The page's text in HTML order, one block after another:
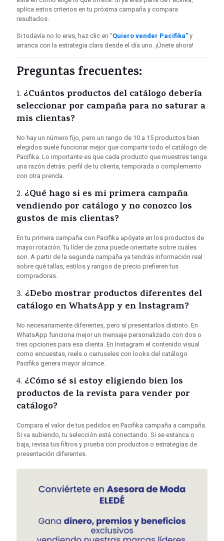
aplica estos criterios en tu próxima campaña y compara
resultados.
Si todavía no lo eres, haz clic en “Quiero vender Pacifika” y
arranca con la estrategia clara desde el día uno. ¡Únete ahora!
Preguntas frecuentes:
1. ¿Cuántos productos del catálogo debería
seleccionar por campaña para no saturar a
mis clientas?
No hay un número fijo, pero un rango de 10 a 15 productos bien
elegidos suele funcionar mejor que compartir todo el catálogo de
Pacifika. Lo importante es que cada producto que muestres tenga
una razón detrás: perfil de tu clienta, temporada o complemento
con otra prenda.
2. ¿Qué hago si es mi primera campaña
vendiendo por catálogo y no conozco los
gustos de mis clientas?
En tu primera campaña con Pacifika apóyate en los productos de
mayor rotación. Tu líder de zona puede orientarte sobre cuáles
son. A partir de la segunda campaña ya tendrás información real
sobre qué tallas, estilos y rangos de precio prefieren tus
compradoras.
3. ¿Debo mostrar productos diferentes del
catálogo en WhatsApp y en Instagram?
No necesariamente diferentes, pero sí presentarlos distinto. En
WhatsApp funciona mejor un mensaje personalizado con dos o
tres opciones para esa clienta. En Instagram el contenido visual
como encuestas, reels o carruseles con looks del catálogo
Pacifika genera mayor alcance.
4. ¿Cómo sé si estoy eligiendo bien los
productos de la revista para vender por
catálogo?
Compara el valor de tus pedidos en Pacifika campaña a campaña.
Si va subiendo, tu selección está conectando. Si se estanca o
baja, revisa tus filtros y prueba con productos o estrategias de
presentación diferentes.